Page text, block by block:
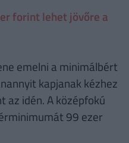
forint lehet jövőre a
emelni a minimálbért
kapjanak kézhez
az idén. A középfokú
99 ezer